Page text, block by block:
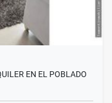
EN EL POBLADO